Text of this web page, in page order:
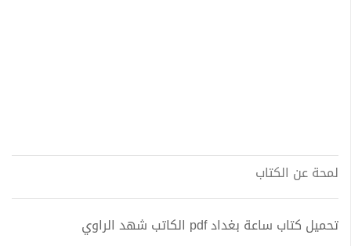
لمحة عن الكتاب
تحميل كتاب ساعة بغداد pdf الكاتب شهد الراوي